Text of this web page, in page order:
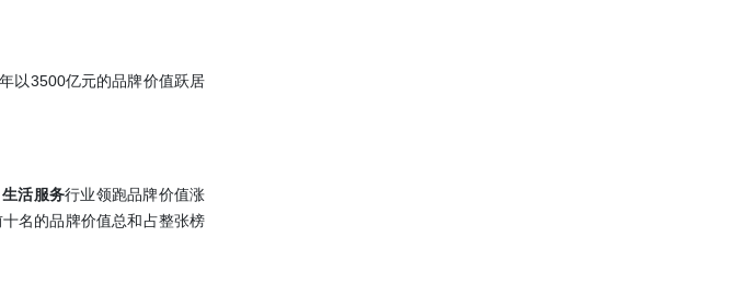
以 3500亿元的品牌价值跃居
生活服务行业领跑品牌价值涨
十名的品牌价值总和占整张榜